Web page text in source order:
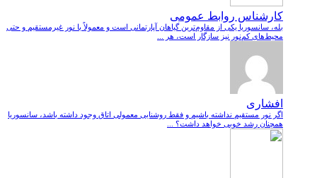
کارشناس روابط عمومی
بله، سانسوریا یکی از مقاوم‌ترین گیاهان آپارتمانی است و معمولاً با نور غیرمستقیم و حتی
محیط‌های کم‌نور نیز سازگار است، هر ...
افشاری
اگر نور مستقیم نداشته باشیم و فقط روشنایی معمولی اتاق وجود داشته باشد، سانسوریا
همچنان رشد خوبی خواهد داشت؟ ...